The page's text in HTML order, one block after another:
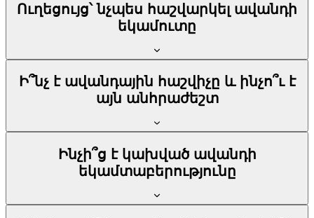
Ուղեցույց՝ նչպես հաշվարկել ավանդի
եկամուտը
Ի՞նչ է ավանդային հաշվիչը և ինչո՞ւ է
այն անհրաժեշտ
Ինչի՞ց է կախված ավանդի
եկամտաբերությունը